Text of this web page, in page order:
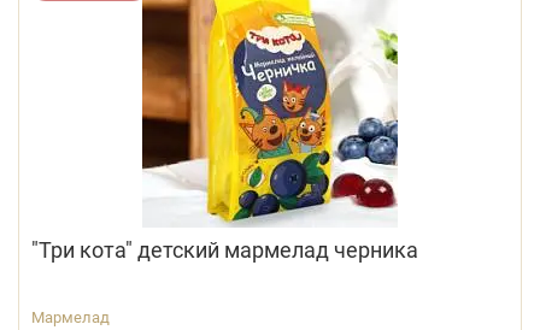
"Три кота" детский мармелад черника
Мармелад